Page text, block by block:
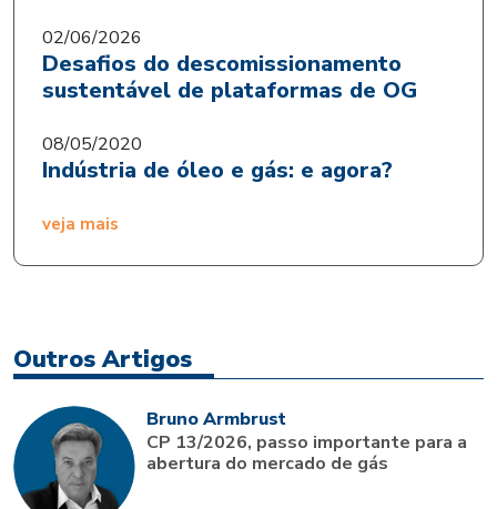
02/06/2026
Desafios do descomissionamento
sustentável de plataformas de OG
08/05/2020
Indústria de óleo e gás: e agora?
veja mais
Outros Artigos
Bruno Armbrust
CP 13/2026, passo importante para a
abertura do mercado de gás